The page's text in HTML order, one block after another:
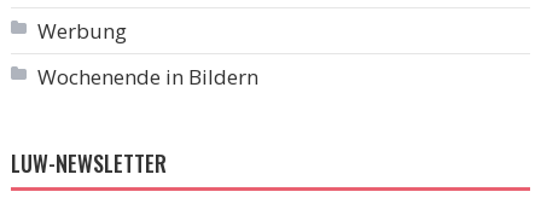
Werbung
Wochenende in Bildern
LUW-NEWSLETTER